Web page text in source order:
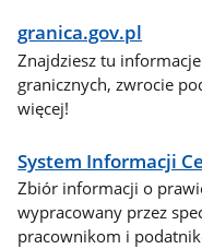
granica.gov.pl
Znajdziesz tu
granicznych, zwrocie
więcej!
System Informacji
Zbiór informacji o
wypracowany przez
pracownikom i